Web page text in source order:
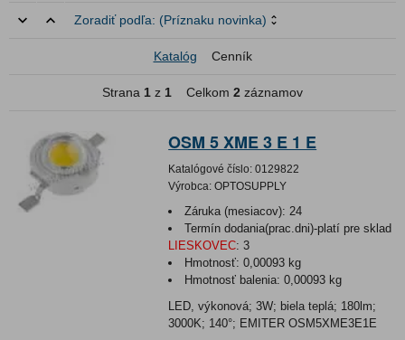
Zoradiť podľa: (Príznaku novinka)
Katalóg Cenník
Strana 1 z 1 Celkom 2 záznamov
OSM 5 XME 3 E 1 E
Katalógové číslo: 0129822
Výrobca: OPTOSUPPLY
Záruka (mesiacov): 24
Termín dodania(prac.dni)-platí pre sklad
LIESKOVEC: 3
Hmotnosť:0,00093 kg
Hmotnosť balenia:0,00093 kg
LED, výkonová; 3W; biela teplá; 180lm;
3000K; 140°; EMITER OSM5XME3E1E